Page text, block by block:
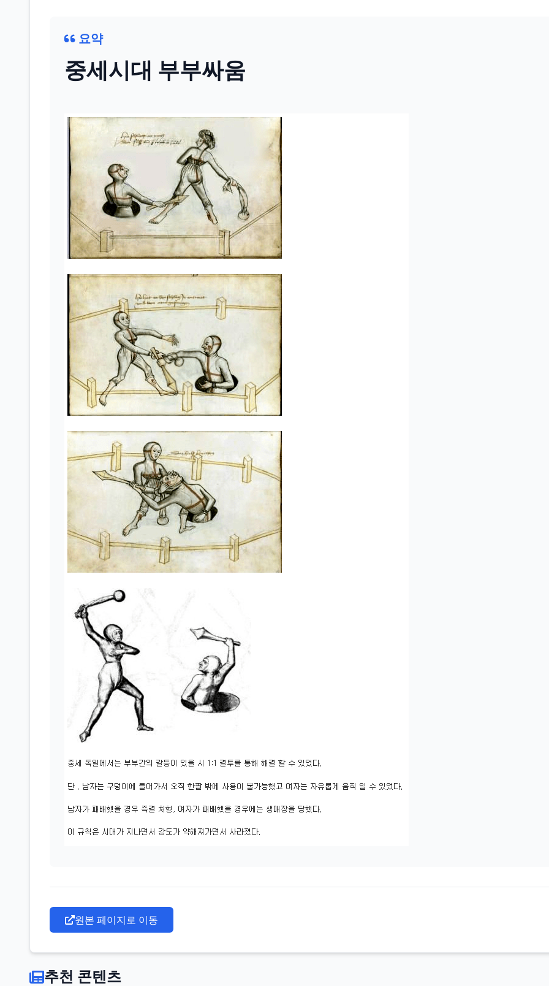
요약
중세시대 부부싸움
원본 페이지로 이동
추천 콘텐츠